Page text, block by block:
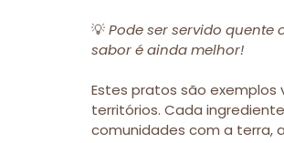
💡 Pode ser servido
sabor é ainda melhor!
Estes pratos são
territórios. Cada
comunidades com a terra,